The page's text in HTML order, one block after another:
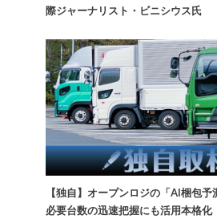
際ジャーナリスト・ビニシウス氏
【独自】オープンロジの「AI梱包予
必要台数の迅速把握にも活用本格化